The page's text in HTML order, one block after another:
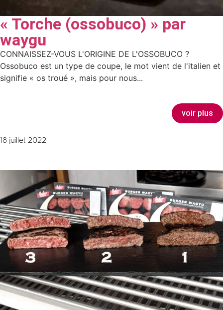
« Torche (ossobuco) » par
waygu
CONNAISSEZ-VOUS L'ORIGINE DE L'OSSOBUCO ?
Ossobuco est un type de coupe, le mot vient de l'italien et
signifie « os troué », mais pour nous...
voir plus
18 juillet 2022